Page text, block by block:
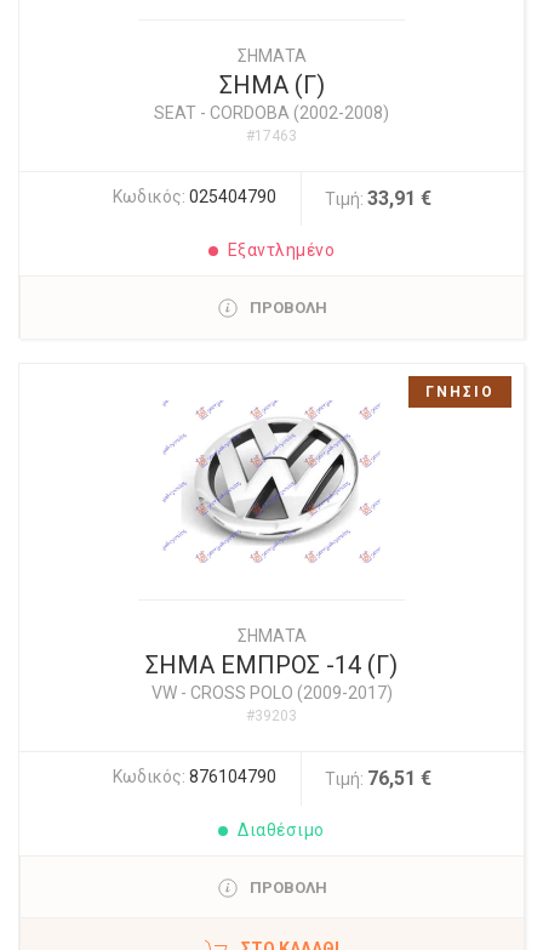
ΣΗΜΑΤΑ
ΣΗΜΑ (Γ)
SEAT - CORDOBA (2002-2008)
#17463
Κωδικός: 025404790 Τιμή: 33,91 €
Εξαντλημένο
ΠΡΟΒΟΛΗ
ΣΗΜΑΤΑ
ΣΗΜΑ ΕΜΠΡΟΣ -14 (Γ)
VW- CROSS POLO (2009-2017)
#39203
Κωδικός: 876104790 Τιμή: 76,51 €
Διαθέσιμο
ΠΡΟΒΟΛΗ
ΓΝΗΣΙΟ